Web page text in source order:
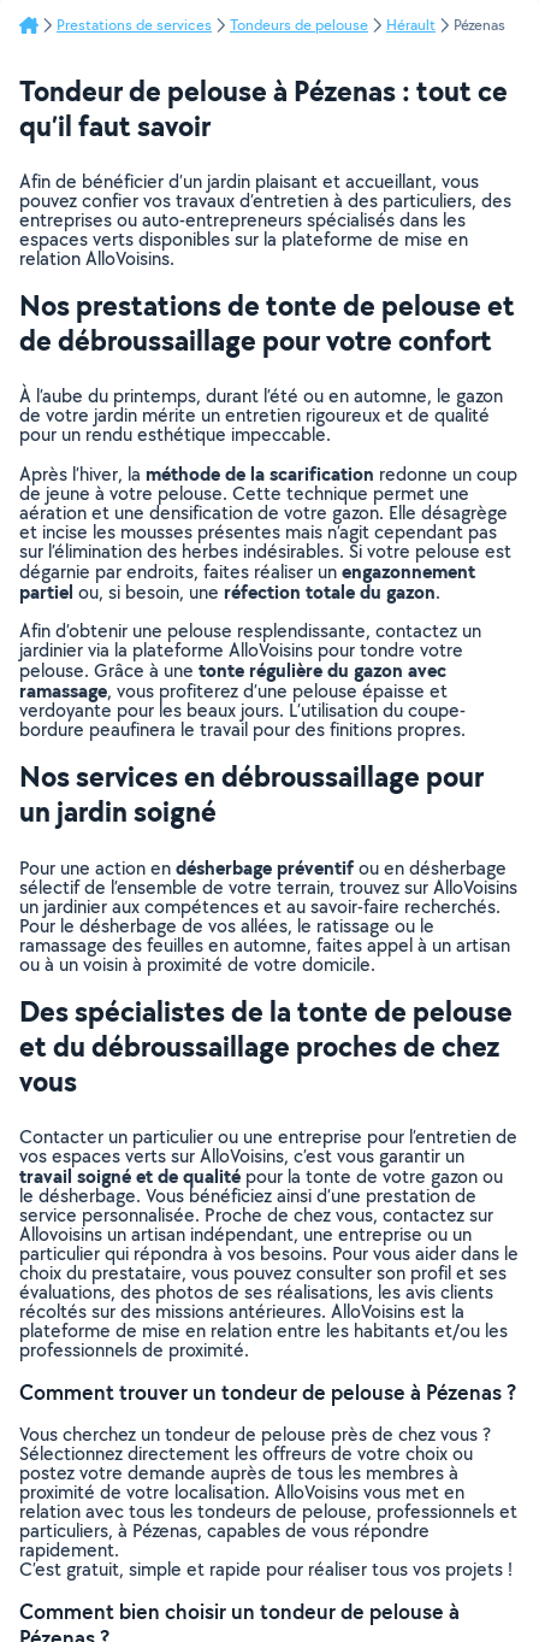
Prestations de services Tondeurs de pelouse Hérault Pézenas
Tondeur de pelouse à Pézenas : tout ce
qu’il faut savoir
Afin de bénéficier d’un jardin plaisant et accueillant, vous
pouvez confier vos travaux d’entretien à des particuliers, des
entreprises ou auto-entrepreneurs spécialisés dans les
espaces verts disponibles sur la plateforme de mise en
relation AlloVoisins.
Nos prestations de tonte de pelouse et
de débroussaillage pour votre confort
À l’aube du printemps, durant l’été ou en automne, le gazon
de votre jardin mérite un entretien rigoureux et de qualité
pour un rendu esthétique impeccable.
Après l’hiver, la méthode de la scarification redonne un coup
de jeune à votre pelouse. Cette technique permet une
aération et une densification de votre gazon. Elle désagrège
et incise les mousses présentes mais n’agit cependant pas
sur l’élimination des herbes indésirables. Si votre pelouse est
dégarnie par endroits, faites réaliser unengazonnement
partiel ou, si besoin, une réfection totale du gazon.
Afin d’obtenir une pelouse resplendissante, contactez un
jardinier via la plateforme AlloVoisins pour tondre votre
pelouse. Grâce à une tonte régulière du gazon avec
ramassage, vous profiterez d’une pelouse épaisse et
verdoyante pour les beaux jours. L’utilisation du coupe-
bordure peaufinera le travail pour des finitions propres.
Nos services en débroussaillage pour
un jardin soigné
Pour une action endésherbage préventifou en désherbage
sélectif de l’ensemble de votre terrain, trouvez sur AlloVoisins
un jardinier aux compétences et au savoir-faire recherchés.
Pour le désherbage de vos allées, le ratissage ou le
ramassage des feuilles en automne, faites appel à un artisan
ou à un voisin à proximité de votre domicile.
Des spécialistes de la tonte de pelouse
et du débroussaillage proches de chez
vous
Contacter un particulier ou une entreprise pour l’entretien de
vos espaces verts sur AlloVoisins, c’est vous garantir un
travail soigné et de qualité pour la tonte de votre gazon ou
le désherbage. Vous bénéficiez ainsi d’une prestation de
service personnalisée. Proche de chez vous, contactez sur
Allovoisins un artisan indépendant, une entreprise ou un
particulier qui répondra à vos besoins. Pour vous aider dans le
choix du prestataire, vous pouvez consulter son profil et ses
évaluations, des photos de ses réalisations, les avis clients
récoltés sur des missions antérieures. AlloVoisins est la
plateforme de mise en relation entre les habitants et/ou les
professionnels de proximité.
Comment trouver un tondeur de pelouse à Pézenas ?
Vous cherchez un tondeur de pelouse près de chez vous ?
Sélectionnez directement les offreurs de votre choix ou
postez votre demande auprès de tous les membres à
proximité de votre localisation. AlloVoisins vous met en
relation avec tous les tondeurs de pelouse, professionnels et
particuliers, à Pézenas, capables de vous répondre
rapidement.
C’est gratuit, simple et rapide pour réaliser tous vos projets !
Comment bien choisir un tondeur de pelouse à